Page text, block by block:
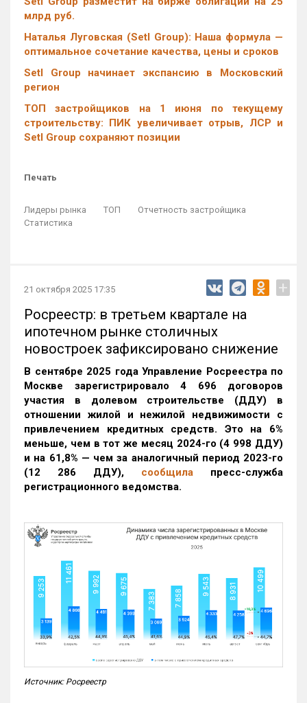
млрд руб.
Наталья Луговская (Setl Group): Наша формула —
оптимальное сочетание качества, цены и сроков
Setl Group начинает экспансию в Московский
регион
ТОП застройщиков на 1 июня по текущему
строительству: ПИК увеличивает отрыв, ЛСР и
Setl Group сохраняют позиции
Печать
Лидеры рынка ТОП
Отчетность застройщика
Статистика
21 октября 2025 17:35 +
Росреестр: в третьем квартале на
ипотечном рынке столичных
новостроек зафиксировано снижение
В сентябре 2025 года Управление Росреестра по
Москве зарегистрировало 4 696 договоров
участия в долевом строительстве (ДДУ) в
отношении жилой и нежилой недвижимости с
привлечением кредитных средств. Это на 6%
меньше, чем в тот же месяц 2024-го (4 998 ДДУ)
и на 61,8% — чем за аналогичный период 2023-го
(12 286 ДДУ), сообщила пресс-служба
регистрационного ведомства.
Источник: Росреестр